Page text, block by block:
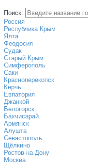
Поиск:
Россия
Республика Крым
Ялта
Феодосия
Судак
Старый Крым
Симферополь
Саки
Красноперекопск
Керчь
Евпатория
Джанкой
Белогорск
Бахчисарай
Армянск
Алушта
Севастополь
Щёлкино
Ростов-на-Дону
Москва